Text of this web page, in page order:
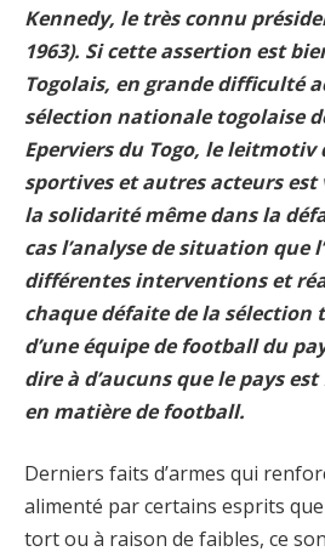
Kennedy, le très connu
1963). Si cette assertion est
Togolais, en grande difficulté
sélection nationale togolaise
Eperviers du Togo, le leitmotiv
sportives et autres acteurs
la solidarité même dans la
cas l’analyse de situation que
différentes interventions et
chaque défaite de la sélection
d’une équipe de football du
dire à d’aucuns que le pays
en matière de football.
Derniers faits d’armes qui
alimenté par certains esprits
tort ou à raison de faibles, ce